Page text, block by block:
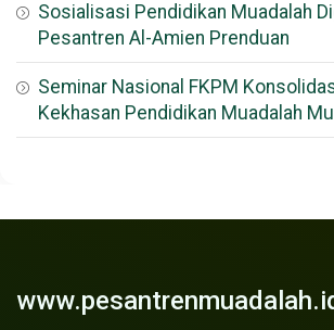
Sosialisasi Pendidikan Muadalah
Pesantren Al-Amien Prenduan
Seminar Nasional FKPM
Kekhasan Pendidikan Muadalah